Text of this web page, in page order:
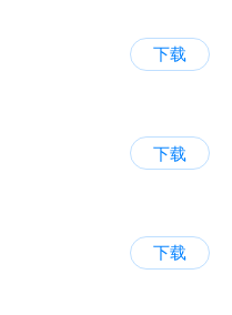
下载
下载
下载